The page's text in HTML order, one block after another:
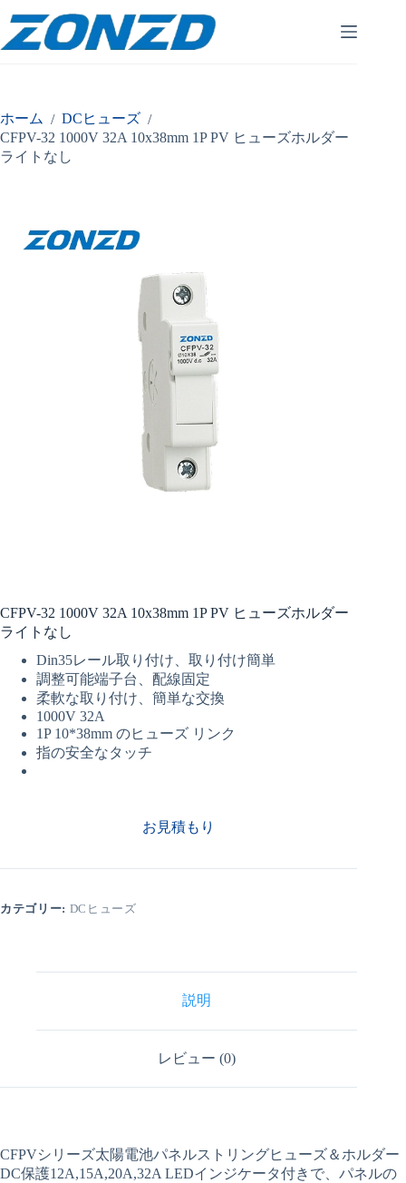
ン
テ
ス
キ
ッ
ホーム / DCヒューズ /
CFPV-32 1000V 32A 10x38mm 1P PV ヒューズホルダー
ライトなし
CFPV-32 1000V 32A 10x38mm 1P PV ヒューズホルダー
ライトなし
Din35レール取り付け、取り付け簡単
調整可能端子台、配線固定
柔軟な取り付け、簡単な交換
1000V 32A
1P 10*38mm のヒューズ リンク
指の安全なタッチ
お見積もり
カテゴリー: DCヒューズ
説明
レビュー (0)
CFPVシリーズ太陽電池パネルストリングヒューズ＆ホルダー
DC保護12A,15A,20A,32A LEDインジケータ付きで、パネルの